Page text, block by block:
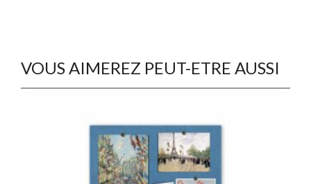
VOUS AIMEREZ PEUT-ETRE AUSSI